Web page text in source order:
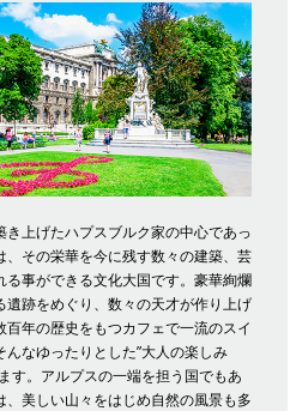
き上げたハプスブルク家の中心であっ
、その栄華を今に残す数々の建築、芸
る事ができる文化大国です。豪華絢爛
遺跡をめぐり、数々の天才が作り上げ
百年の歴史をもつカフェで一流のスイ
んなゆったりとした”大人の楽しみ
す。アルプスの一端を担う国でもあ
、美しい山々をはじめ自然の風景も多